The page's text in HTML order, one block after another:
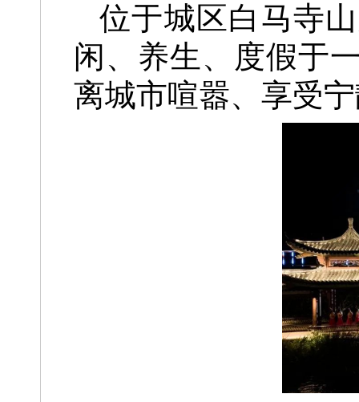
位于城区白马寺
闲、养生、度假于
离城市喧嚣、享受